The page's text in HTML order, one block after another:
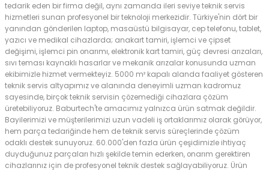
tedarik eden bir firma değil, aynı zamanda ileri seviye teknik servis
hizmetleri sunan profesyonel bir teknoloji merkezidir. Türkiye'nin dört bir
yanından gönderilen laptop, masaüstü bilgisayar, cep telefonu, tablet,
yazıcı ve medikal cihazlarda; anakart tamiri, işlemci ve çipset
değişimi, işlemci pin onarımı, elektronik kart tamiri, güç devresi arızaları,
sıvı teması kaynaklı hasarlar ve mekanik arızalar konusunda uzman
ekibimizle hizmet vermekteyiz. 5000 m² kapalı alanda faaliyet gösteren
teknik servis altyapımız ve alanında deneyimli uzman kadromuz
sayesinde, birçok teknik servisin çözemediği cihazlara çözüm
üretebiliyoruz. Baburtech'te amacımız yalnızca ürün satmak değildir.
Bayilerimizi ve müşterilerimizi uzun vadeli iş ortaklarımız olarak görüyor,
hem parça tedariğinde hem de teknik servis süreçlerinde çözüm
odaklı destek sunuyoruz. 60.000'den fazla ürün çeşidimizle ihtiyaç
duyduğunuz parçaları hızlı şekilde temin ederken, onarım gerektiren
cihazlarınız için de profesyonel teknik destek sağlayabiliyoruz. Ürün